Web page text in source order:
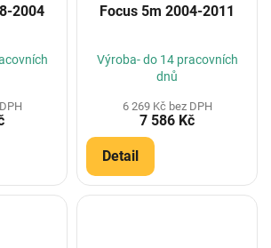
2004 Focus 5m 2004-2011
Výroba- do 14 pracovních
dnů
6 269 Kč bez DPH
7 586 Kč
Detail